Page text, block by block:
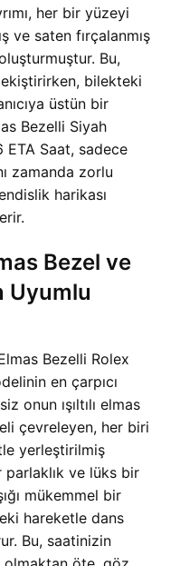
her bir yüzeyi
ve saten fırçalanmış
Bu,
bilekteki
üstün bir
Bezelli Siyah
Saat, sadece
zamanda zorlu
harikası
Bezel ve
Uyumlu
Bezelli Rolex
en çarpıcı
onun ışıltılı elmas
çevreleyen, her biri
yerleştirilmiş
parlaklık ve lüks bir
mükemmel bir
hareketle dans
Bu, saatinizin